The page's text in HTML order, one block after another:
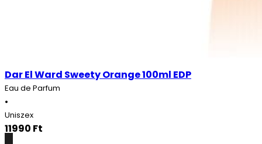
Dar El Ward Sweety Orange 100ml EDP
Eau de Parfum
•
Uniszex
11990 Ft